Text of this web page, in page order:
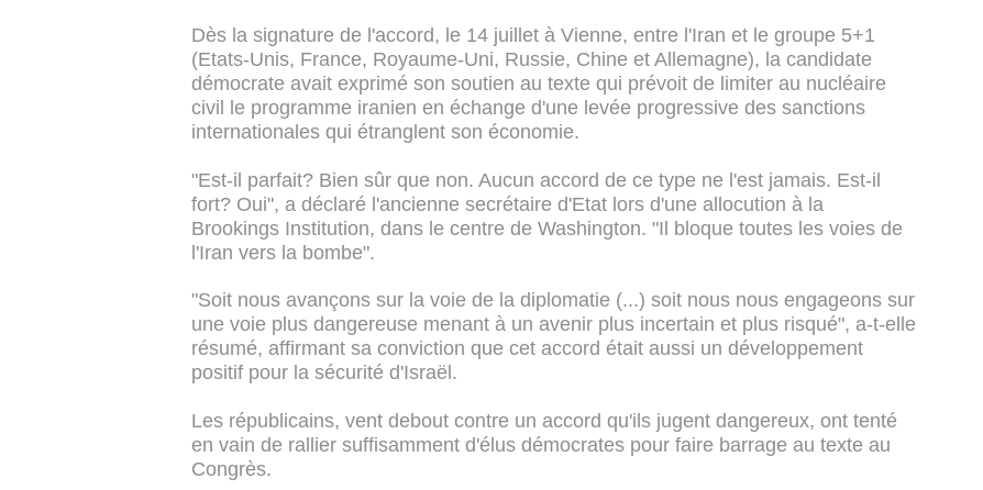
Dès la signature de l'accord, le 14 juillet à Vienne, entre l'Iran et le groupe 5+1
(Etats-Unis, France, Royaume-Uni, Russie, Chine et Allemagne), la candidate
démocrate avait exprimé son soutien au texte qui prévoit de limiter au nucléaire
civil le programme iranien en échange d'une levée progressive des sanctions
internationales qui étranglent son économie.
"Est-il parfait? Bien sûr que non. Aucun accord de ce type ne l'est jamais. Est-il
fort? Oui", a déclaré l'ancienne secrétaire d'Etat lors d'une allocution à la
Brookings Institution, dans le centre de Washington. "Il bloque toutes les voies de
l'Iran vers la bombe".
"Soit nous avançons sur la voie de la diplomatie (...) soit nous nous engageons sur
une voie plus dangereuse menant à un avenir plus incertain et plus risqué", a-t-elle
résumé, affirmant sa conviction que cet accord était aussi un développement
positif pour la sécurité d'Israël.
Les républicains, vent debout contre un accord qu'ils jugent dangereux, ont tenté
en vain de rallier suffisamment d'élus démocrates pour faire barrage au texte au
Congrès.